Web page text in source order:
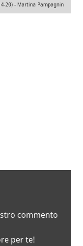
20) - Martina Pampagnin
commento
per te!